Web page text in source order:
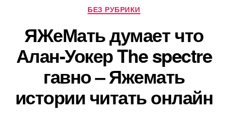
М
а
т
ь
Р
у
б
р
и
и
БЕЗ РУБРИКИ
ЯЖеМать думает что
Алан-Уокер The spectre
гавно – Яжемать
истории читать онлайн